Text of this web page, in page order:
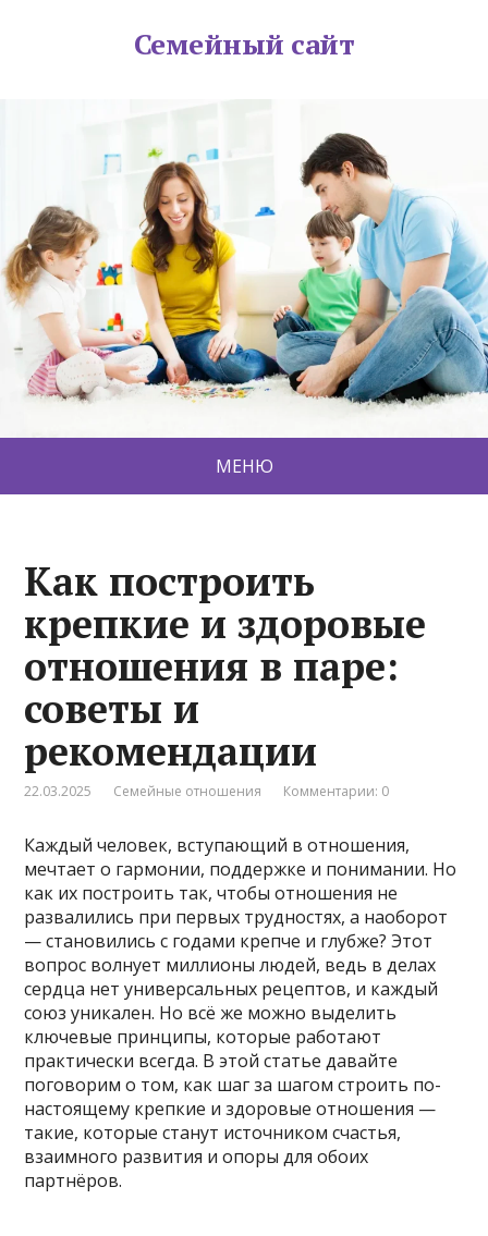
Семейный сайт
МЕНЮ
Как построить
крепкие и здоровые
отношения в паре:
советы и
рекомендации
22.03.2025 Семейные отношения Комментарии: 0
Каждый человек, вступающий в отношения,
мечтает о гармонии, поддержке и понимании. Но
как их построить так, чтобы отношения не
развалились при первых трудностях, а наоборот
— становились с годами крепче и глубже? Этот
вопрос волнует миллионы людей, ведь в делах
сердца нет универсальных рецептов, и каждый
союз уникален. Но всё же можно выделить
ключевые принципы, которые работают
практически всегда. В этой статье давайте
поговорим о том, как шаг за шагом строить по-
настоящему крепкие и здоровые отношения —
такие, которые станут источником счастья,
взаимного развития и опоры для обоих
партнёров.